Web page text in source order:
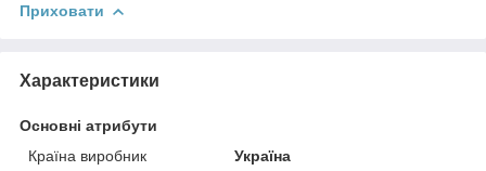
Приховати
Характеристики
Основні атрибути
Країна виробник
Україна